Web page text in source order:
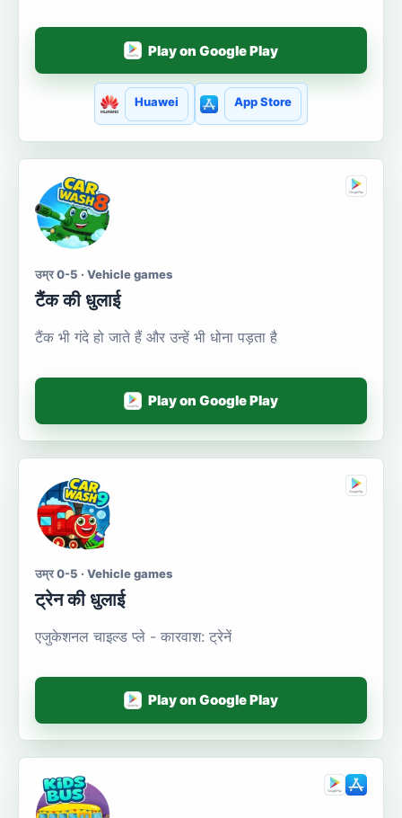
Play on Google Play
Huawei App Store
उम्र 0-5 · Vehicle games
टैंक की धुलाई
टैंक भी गंदे हो जाते हैं और उन्हें भी धोना पड़ता है
Play on Google Play
उम्र 0-5 · Vehicle games
ट्रेन की धुलाई
एजुकेशनल चाइल्ड प्ले - कारवाश: ट्रेनें
Play on Google Play